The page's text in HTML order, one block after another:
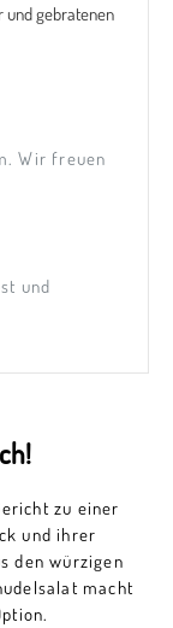
und gebratenen
Wir freuen
und
zu einer
und ihrer
den würzigen
macht